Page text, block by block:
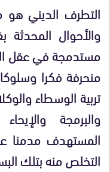
التطرف الديني هو
والأحوال
مستدمجة في عقل
منحرفة فكرا
تربية الوسطاء
والبرمجة
المستهدف مدمنا
التخلص منه بتلك